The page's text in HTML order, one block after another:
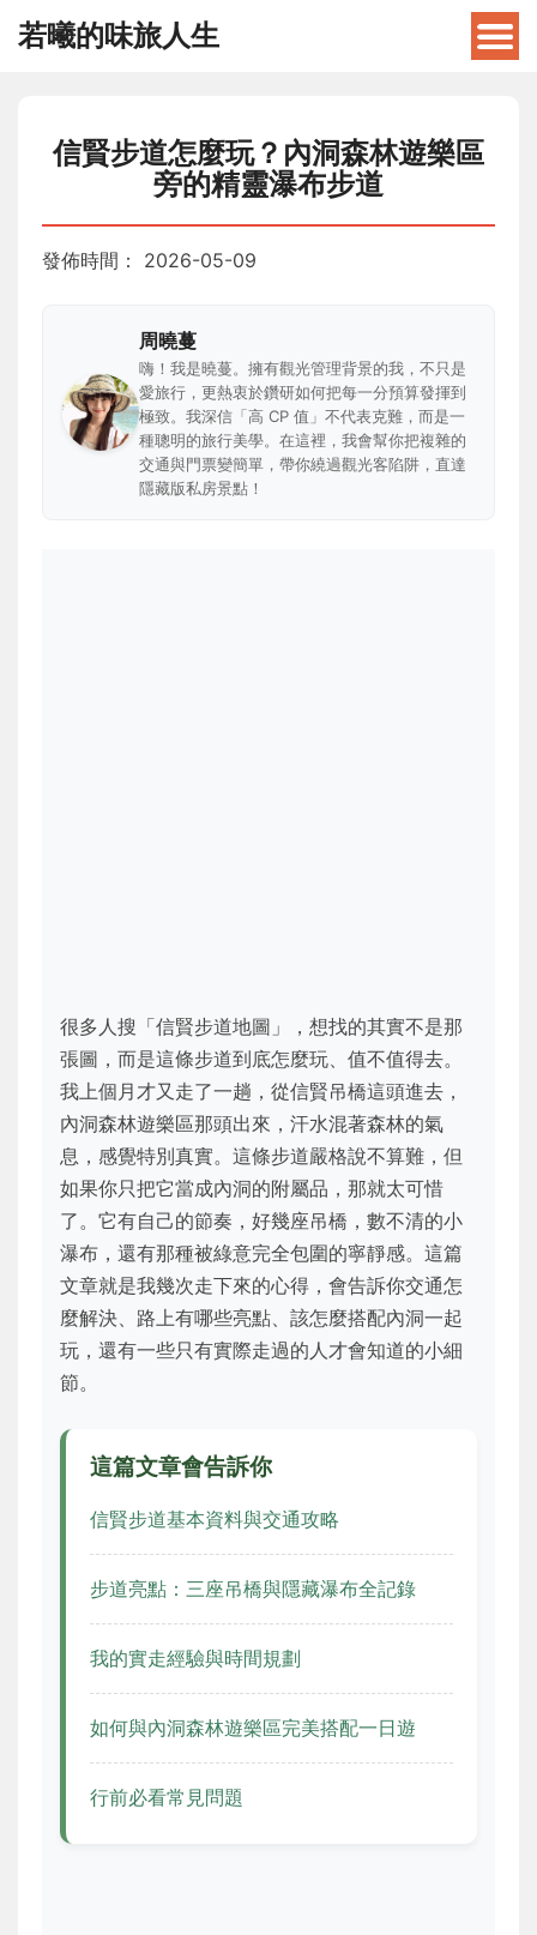
若曦的味旅人生
信賢步道怎麼玩？內洞森林遊樂區
旁的精靈瀑布步道
發佈時間： 2026-05-09
周曉蔓
嗨！我是曉蔓。擁有觀光管理背景的我，不只是
愛旅行，更熱衷於鑽研如何把每一分預算發揮到
極致。我深信「高 CP 值」不代表克難，而是一
種聰明的旅行美學。在這裡，我會幫你把複雜的
交通與門票變簡單，帶你繞過觀光客陷阱，直達
隱藏版私房景點！
很多人搜「信賢步道地圖」，想找的其實不是那
張圖，而是這條步道到底怎麼玩、值不值得去。
我上個月才又走了一趟，從信賢吊橋這頭進去，
內洞森林遊樂區那頭出來，汗水混著森林的氣
息，感覺特別真實。這條步道嚴格說不算難，但
如果你只把它當成內洞的附屬品，那就太可惜
了。它有自己的節奏，好幾座吊橋，數不清的小
瀑布，還有那種被綠意完全包圍的寧靜感。這篇
文章就是我幾次走下來的心得，會告訴你交通怎
麼解決、路上有哪些亮點、該怎麼搭配內洞一起
玩，還有一些只有實際走過的人才會知道的小細
節。
這篇文章會告訴你
信賢步道基本資料與交通攻略
步道亮點：三座吊橋與隱藏瀑布全記錄
我的實走經驗與時間規劃
如何與內洞森林遊樂區完美搭配一日遊
行前必看常見問題